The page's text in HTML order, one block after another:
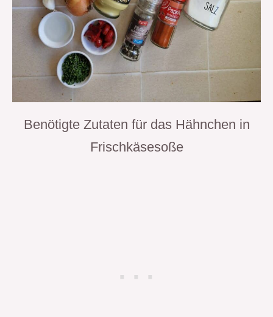
Benötigte Zutaten für das Hähnchen in
Frischkäsesoße